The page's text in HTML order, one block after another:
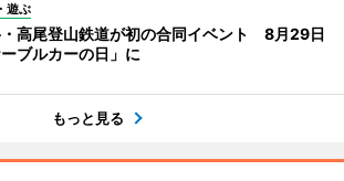
遊ぶ
高尾登山鉄道が初の合同イベント 8月29日
ーブルカーの日」に
もっと見る